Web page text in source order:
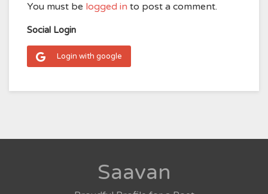
You must be logged in to post a comment.
Social Login
Login with google
Saavan